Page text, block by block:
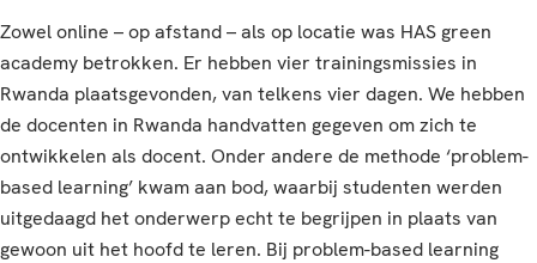
Zowel online – op afstand – als op locatie was HAS green
academy betrokken. Er hebben vier trainingsmissies in
Rwanda plaatsgevonden, van telkens vier dagen. We hebben
de docenten in Rwanda handvatten gegeven om zich te
ontwikkelen als docent. Onder andere de methode ‘problem-
based learning’ kwam aan bod, waarbij studenten werden
uitgedaagd het onderwerp echt te begrijpen in plaats van
gewoon uit het hoofd te leren. Bij problem-based learning